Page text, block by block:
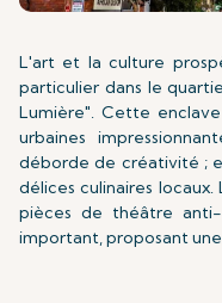
L'art et la culture
particulier dans le
Lumière". Cette
urbaines
déborde de créativité ;
délices culinaires
pièces de théâtre
important, proposant